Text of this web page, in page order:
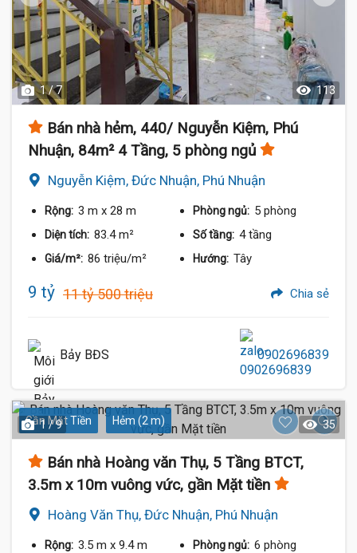
1 / 7 113
Bán nhà hẻm, 440/ Nguyễn Kiệm, Phú
Nhuận, 84m² 4 Tầng, 5 phòng ngủ
Nguyễn Kiệm, Đức Nhuận, Phú Nhuận
Rộng: 3 m x 28 m Phòng ngủ: 5 phòng
Diện tích: 83.4 m² Số tầng: 4 tầng
Giá/m²: 86 triệu/m² Hướng: Tây
9 tỷ 11 tỷ 500 triệu Chia sẻ
Bảy BĐS 0902696839
Gần Mặt Tiền Hẻm (2 m)
1 / 9 35
Bán nhà Hoàng văn Thụ, 5 Tầng BTCT,
3.5m x 10m vuông vức, gần Mặt tiền
Hoàng Văn Thụ, Đức Nhuận, Phú Nhuận
Rộng: 3.5 m x 9.4 m Phòng ngủ: 6 phòng